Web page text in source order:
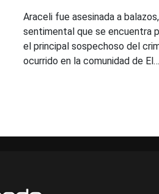
Araceli fue asesinada a
sentimental que se encuentra
el principal sospechoso del
ocurrido en la comunidad de El…